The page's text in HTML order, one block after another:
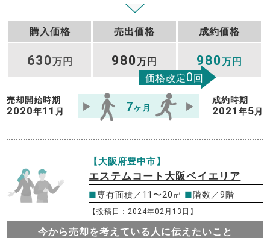
購入価格 売出価格 成約価格
630万円 980万円 980万円
価格改定0回
売却開始時期
2020年11 月 7ヶ月
成約時期
2021 年5 月
【大阪府豊中市】
エステムコート大阪ベイエリア
■専有面積／11〜20㎡ ■階数／9階
【投稿日：2024年02月13日】
今から売却を考えている人に伝えたいこと